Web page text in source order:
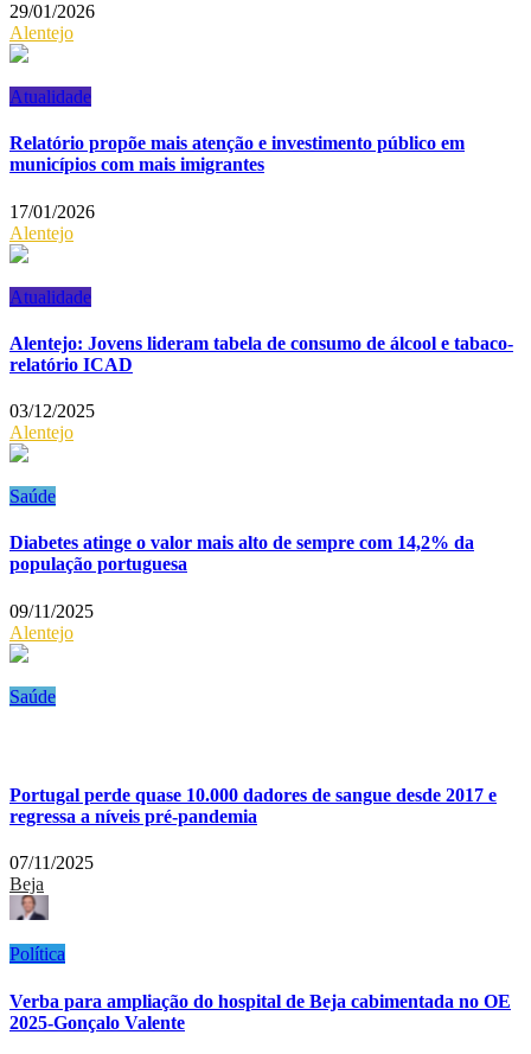
29/01/2026
Alentejo
Atualidade
Relatório propõe mais atenção e investimento público em
municípios com mais imigrantes
17/01/2026
Alentejo
Atualidade
Alentejo: Jovens lideram tabela de consumo de álcool e tabaco-
relatório ICAD
03/12/2025
Alentejo
Saúde
Diabetes atinge o valor mais alto de sempre com 14,2% da
população portuguesa
09/11/2025
Alentejo
Saúde
Portugal perde quase 10.000 dadores de sangue desde 2017 e
regressa a níveis pré-pandemia
07/11/2025
Beja
Política
Verba para ampliação do hospital de Beja cabimentada no OE
2025-Gonçalo Valente